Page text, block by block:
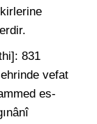
831
vefat
es-